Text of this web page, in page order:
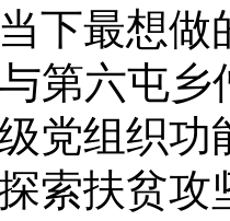
下最想做
第六屯乡
党组织功
索扶贫